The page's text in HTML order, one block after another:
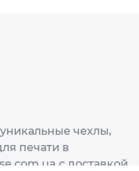
чехлы,
печати в
с доставкой